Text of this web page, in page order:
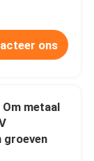
ons
metaal
groeven